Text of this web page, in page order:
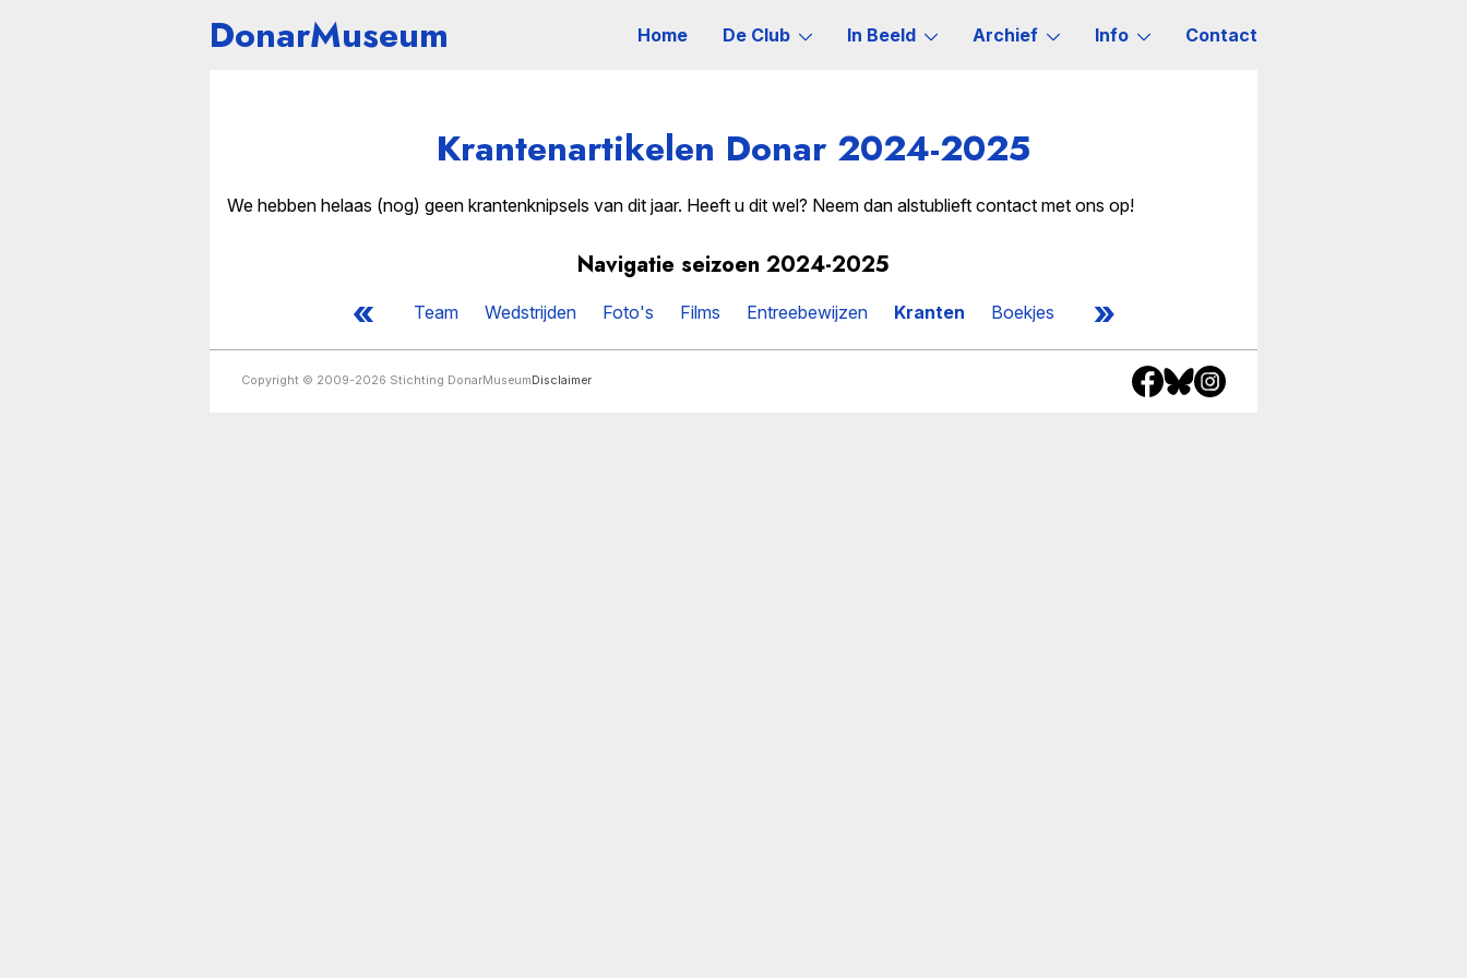
DonarMuseum Home De Club In Beeld Archief Info Contact
Krantenartikelen Donar 2024-2025
We hebben helaas (nog) geen krantenknipsels van dit jaar. Heeft u dit wel? Neem dan alstublieft contact met ons op!
Navigatie seizoen 2024-2025
« Team Wedstrijden Foto's Films Entreebewijzen Kranten Boekjes »
Copyright © 2009-2026 Stichting DonarMuseum Disclaimer